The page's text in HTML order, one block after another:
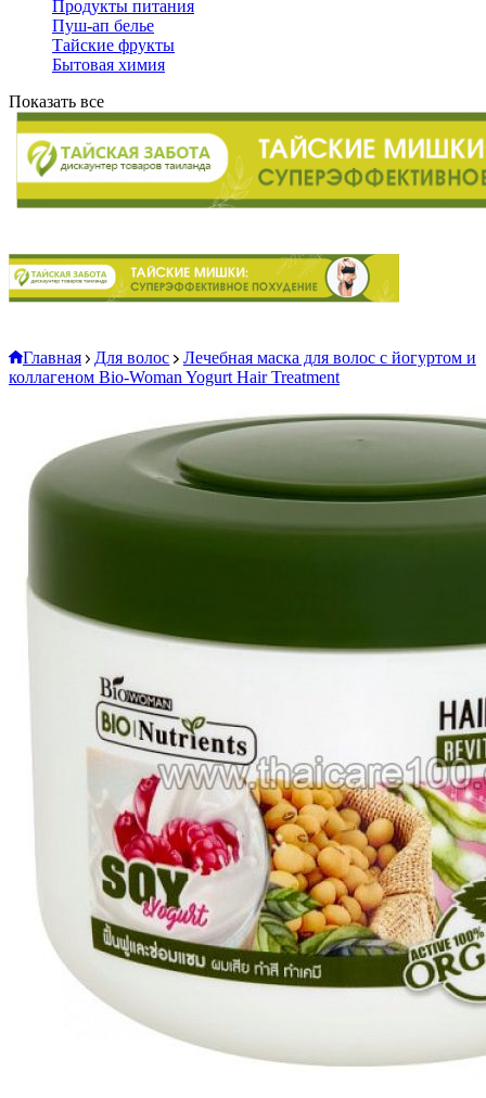
Продукты питания
Пуш-ап белье
Тайские фрукты
Бытовая химия
Показать все
Главная Для волос
Лечебная маска для волос с йогуртом и
коллагеном Bio-Woman Yogurt Hair Treatment